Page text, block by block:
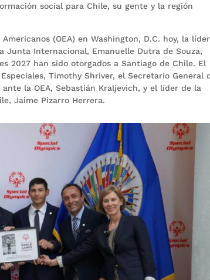
social para Chile, su gente y la región
(OEA) en Washington, D.C. hoy, la
Junta Internacional, Emanuelle Dutra de Souza,
2027 han sido otorgados a Santiago de Chile. El
Timothy Shriver, el Secretario General
la OEA, Sebastián Kraljevich, y el líder de la
Jaime Pizarro Herrera.